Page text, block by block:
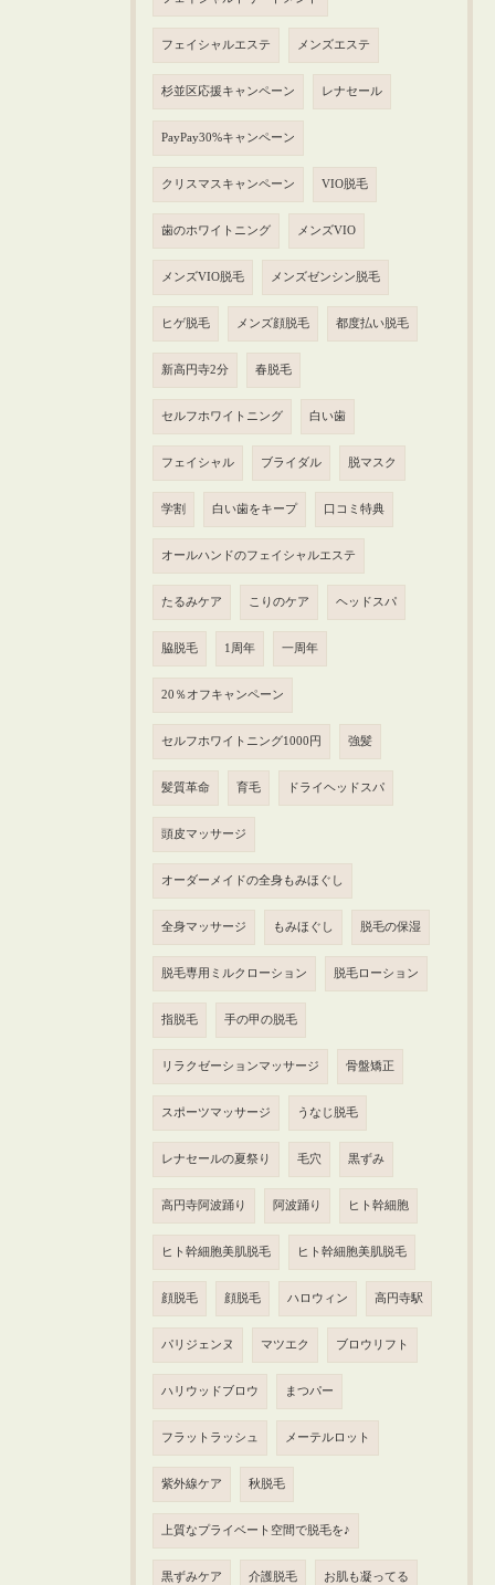
フェイシャルエステ メンズエステ
杉並区応援キャンペーン レナセール
PayPay30%キャンペーン
クリスマスキャンペーン VIO脱毛
歯のホワイトニング メンズVIO
メンズVIO脱毛 メンズゼンシン脱毛
ヒゲ脱毛 メンズ顔脱毛 都度払い脱毛
新高円寺2分 春脱毛
セルフホワイトニング 白い歯
フェイシャル ブライダル 脱マスク
学割 白い歯をキープ 口コミ特典
オールハンドのフェイシャルエステ
たるみケア こりのケア ヘッドスパ
脇脱毛 1周年 一周年
20％オフキャンペーン
セルフホワイトニング1000円 強髪
髪質革命 育毛 ドライヘッドスパ
頭皮マッサージ
オーダーメイドの全身もみほぐし
全身マッサージ もみほぐし 脱毛の保湿
脱毛専用ミルクローション 脱毛ローション
指脱毛 手の甲の脱毛
リラクゼーションマッサージ 骨盤矯正
スポーツマッサージ うなじ脱毛
レナセールの夏祭り 毛穴 黒ずみ
高円寺阿波踊り 阿波踊り ヒト幹細胞
ヒト幹細胞美肌脱毛 ヒト幹細胞美肌脱毛
顔脱毛 顔脱毛 ハロウィン 高円寺駅
パリジェンヌ マツエク ブロウリフト
ハリウッドブロウ まつパー
フラットラッシュ メーテルロット
紫外線ケア 秋脱毛
上質なプライベート空間で脱毛を♪
黒ずみケア 介護脱毛 お肌も凝ってる